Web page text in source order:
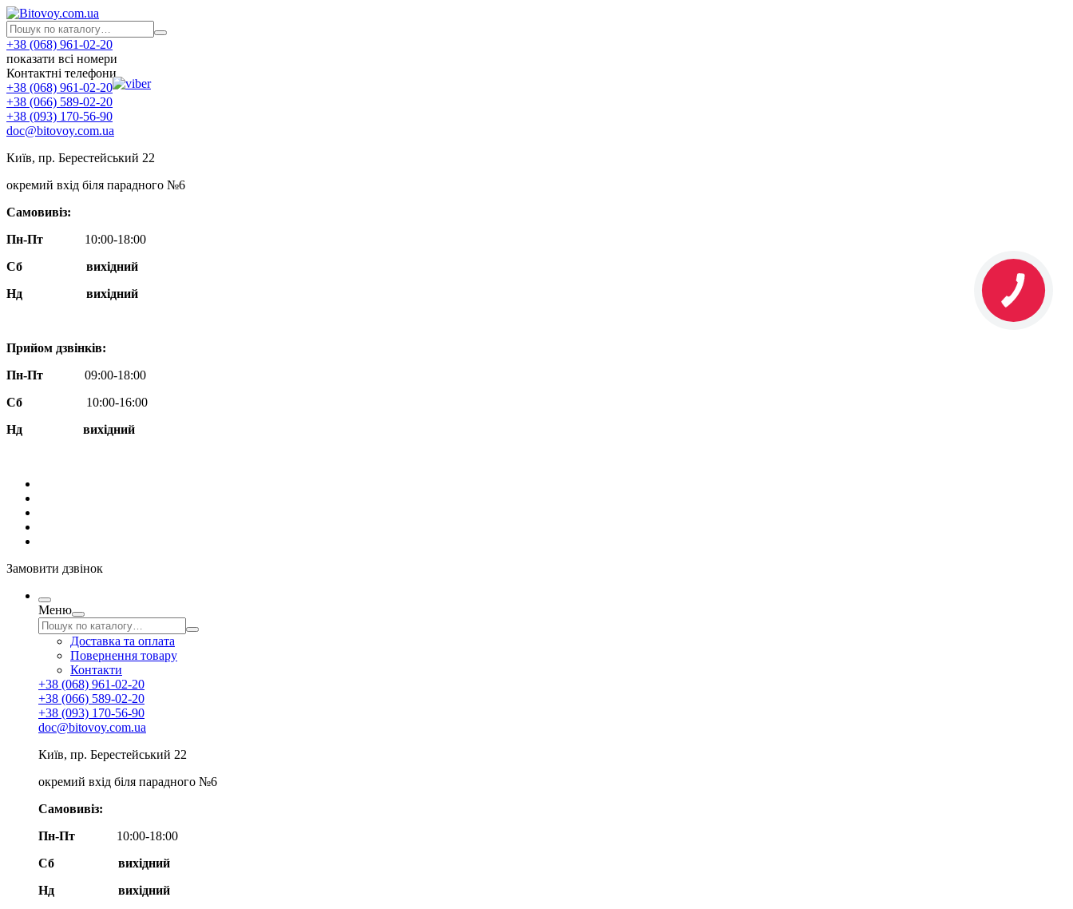
+38 (068) 961-02-20
показати всі номери
Контактні телефони
+38 (068) 961-02-20
+38 (066) 589-02-20
+38 (093) 170-56-90
doc@bitovoy.com.ua
Київ, пр. Берестейський 22
окремий вхід біля парадного №6
Самовивіз:
Пн-Пт
10:00-18:00
Сб
вихідний
Нд
вихідний
Прийом дзвінків:
Пн-Пт
09:00-18:00
Сб
10:00-16:00
Нд вихідний
Замовити дзвінок
Меню
Доставка та оплата
Повернення товару
Контакти
+38 (068) 961-02-20
+38 (066) 589-02-20
+38 (093) 170-56-90
doc@bitovoy.com.ua
Київ, пр. Берестейський 22
окремий вхід біля парадного №6
Самовивіз:
Пн-Пт
10:00-18:00
Сб
вихідний
Нд
вихідний